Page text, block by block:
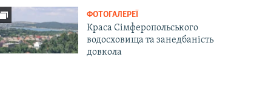
ФОТОГАЛЕРЕЇ
Краса Сімферопольського
водосховища та занедбаність
довкола